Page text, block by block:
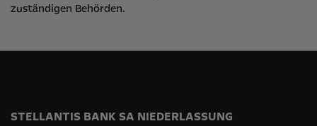
zuständigen Behörden.
STELLANTIS BANK SA NIEDERLASSUNG